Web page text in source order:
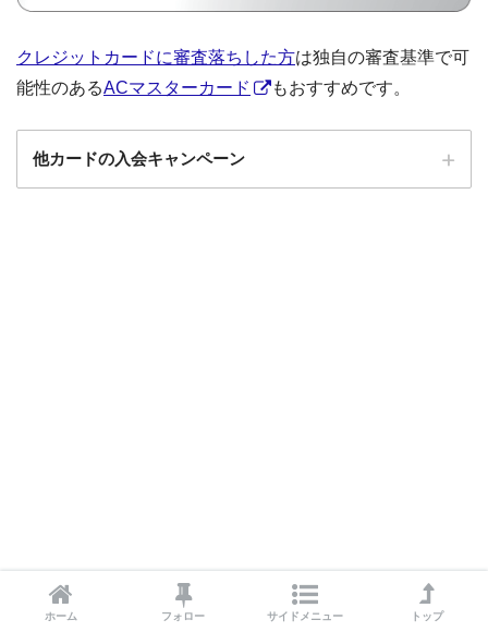
クレジットカードに審査落ちした方は独自の審査基準で可
能性のあるACマスターカード もおすすめです。
他カードの入会キャンペーン
JCB CARD W JCB CARD Wの入会キャンペーン
東急カード 東急カードの入会キャンペーン
ホーム フォロー サイドメニュー トップ